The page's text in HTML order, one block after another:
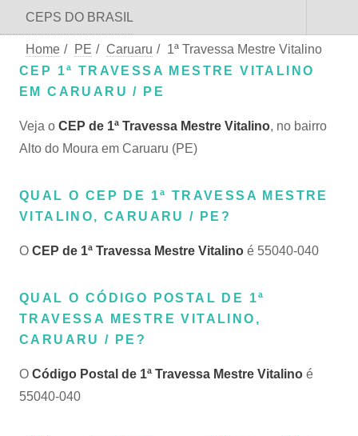
CEPS DO BRASIL
Home / PE / Caruaru / 1ª Travessa Mestre Vitalino
CEP 1ª TRAVESSA MESTRE VITALINO
EM CARUARU / PE
Veja o CEP de 1ª Travessa Mestre Vitalino, no bairro
Alto do Moura em Caruaru (PE)
QUAL O CEP DE 1ª TRAVESSA MESTRE
VITALINO, CARUARU / PE?
O CEP de 1ª Travessa Mestre Vitalino é 55040-040
QUAL O CÓDIGO POSTAL DE 1ª
TRAVESSA MESTRE VITALINO,
CARUARU / PE?
O Código Postal de 1ª Travessa Mestre Vitalino é
55040-040